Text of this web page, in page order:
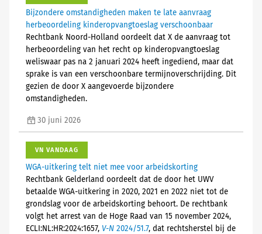
Bijzondere omstandigheden maken te late aanvraag
herbeoordeling kinderopvangtoeslag verschoonbaar
Rechtbank Noord-Holland oordeelt dat X de aanvraag tot
herbeoordeling van het recht op kinderopvangtoeslag
weliswaar pas na 2 januari 2024 heeft ingediend, maar dat
sprake is van een verschoonbare termijnoverschrijding. Dit
gezien de door X aangevoerde bijzondere
omstandigheden.
30 juni 2026
VN VANDAAG
WGA-uitkering telt niet mee voor arbeidskorting
Rechtbank Gelderland oordeelt dat de door het UWV
betaalde WGA-uitkering in 2020, 2021 en 2022 niet tot de
grondslag voor de arbeidskorting behoort. De rechtbank
volgt het arrest van de Hoge Raad van 15 november 2024,
ECLI:NL:HR:2024:1657, V-N 2024/51.7, dat rechtsherstel bij de